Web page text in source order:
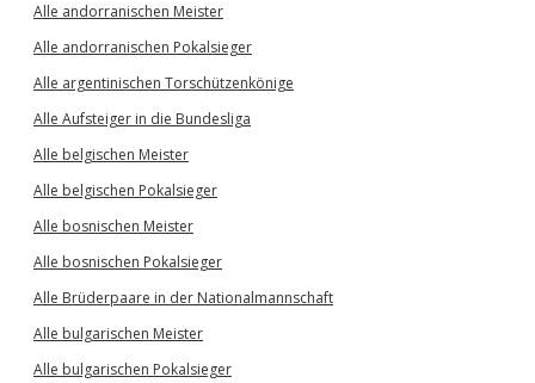
Alle andorranischen Meister
Alle andorranischen Pokalsieger
Alle argentinischen Torschützenkönige
Alle Aufsteiger in die Bundesliga
Alle belgischen Meister
Alle belgischen Pokalsieger
Alle bosnischen Meister
Alle bosnischen Pokalsieger
Alle Brüderpaare in der Nationalmannschaft
Alle bulgarischen Meister
Alle bulgarischen Pokalsieger